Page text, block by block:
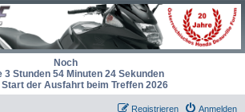
Noch
3 Stunden 54 Minuten 23 Sekunden
Start der Ausfahrt beim Treffen 2026
Anmelden
Registrieren